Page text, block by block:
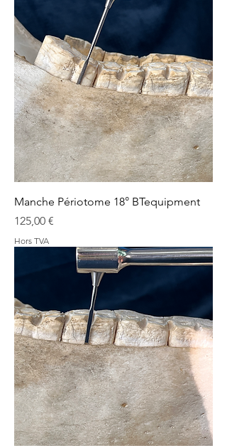
Manche Périotome 18° BTequipment
Prix
125,00 €
Hors TVA